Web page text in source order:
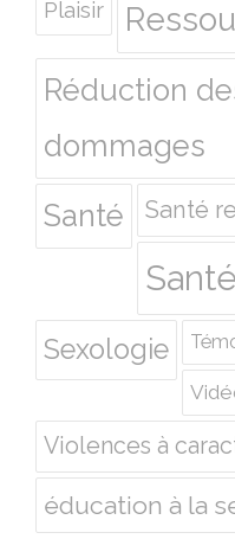
Plaisir
Réduction
dommages
Santé
Santé
Sexologie
Violences à
éducation à la